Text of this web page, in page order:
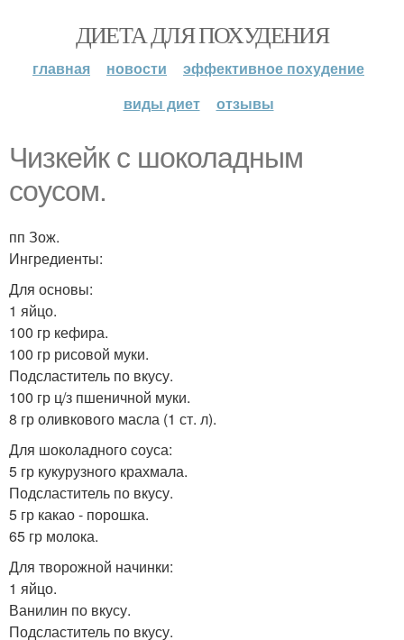
ДИЕТА ДЛЯ ПОХУДЕНИЯ
главная новости
эффективное похудение
виды диет
отзывы
Чизкейк с шоколадным
соусом.
пп Зож.
Ингредиенты:
Для основы:
1 яйцо.
100 гр кефира.
100 гр рисовой муки.
Подсластитель по вкусу.
100 гр ц/з пшеничной муки.
8 гр оливкового масла (1 ст. л).
Для шоколадного соуса:
5 гр кукурузного крахмала.
Подсластитель по вкусу.
5 гр какао - порошка.
65 гр молока.
Для творожной начинки:
1 яйцо.
Ванилин по вкусу.
Подсластитель по вкусу.